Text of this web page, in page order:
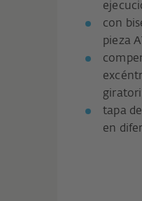
con
pieza
tapa
en